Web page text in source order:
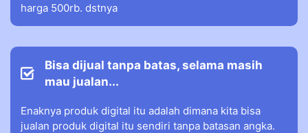
harga 500rb. dstnya
Bisa dijual tanpa batas, selama masih
mau jualan...
Enaknya produk digital itu adalah dimana kita bisa
jualan produk digital itu sendiri tanpa batasan angka.